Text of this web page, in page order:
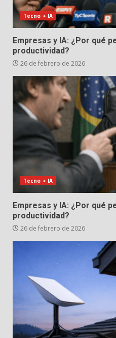
Tecno + IA
Empresas y IA: ¿Por qué
productividad?
26 de febrero de 2026
Tecno + IA
Empresas y IA: ¿Por qué
productividad?
26 de febrero de 2026